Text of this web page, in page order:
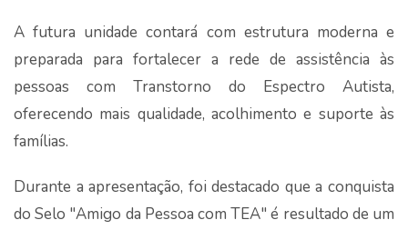
A futura unidade contará com estrutura moderna e
preparada para fortalecer a rede de assistência às
pessoas com Transtorno do Espectro Autista,
oferecendo mais qualidade, acolhimento e suporte às
famílias.
Durante a apresentação, foi destacado que a conquista
do Selo "Amigo da Pessoa com TEA" é resultado de um